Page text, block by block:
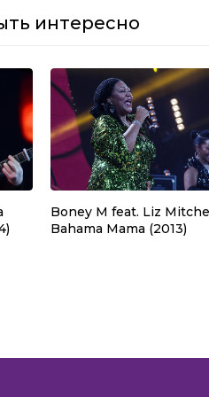
интересно
Boney M feat. Liz
Bahama Mama (2013)